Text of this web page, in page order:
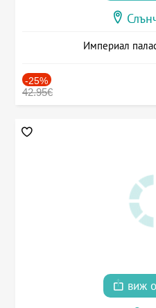
Империал
-25%
42.95€
виж